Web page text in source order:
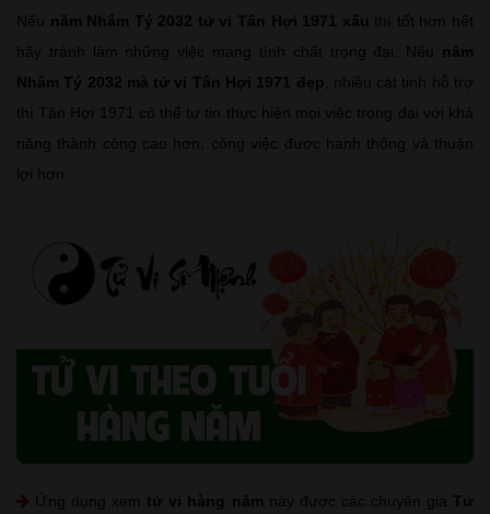
Nếu năm Nhâm Tý 2032 tử vi Tân Hợi 1971 xấu thì tốt hơn hết
hãy tránh làm những việc mang tính chất trọng đại. Nếu năm
Nhâm Tý 2032 mà tử vi Tân Hợi 1971 đẹp , nhiều cát tinh hỗ trợ
thì Tân Hợi 1971 có thể tự tin thực hiện mọi việc trọng đại với khả
năng thành công cao hơn, công việc được hanh thông và thuận
lợi hơn.
Ứng dụng xem tử vi hàng năm này được các chuyên gia Tử